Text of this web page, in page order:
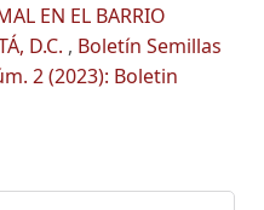
EN EL BARRIO
D.C. , Boletín Semillas
2 (2023): Boletin